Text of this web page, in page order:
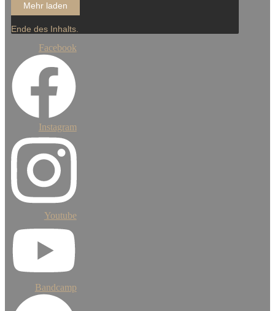
Mehr laden
Ende des Inhalts.
Facebook
Instagram
Youtube
Bandcamp